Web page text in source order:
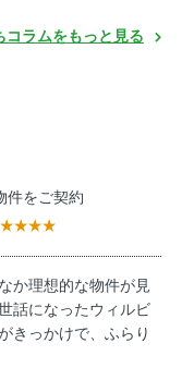
コラムをもっと見る
件をご契約
か理想的な物件が見
話になったウィルビ
きっかけで、ふらり